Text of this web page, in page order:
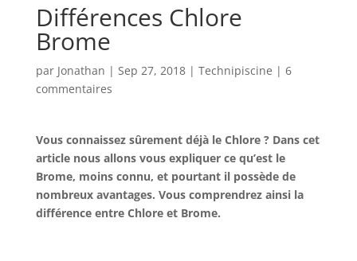
Différences Chlore
Brome
par Jonathan | Sep 27, 2018| Technipiscine | 6
commentaires
Vous connaissez sûrement déjà le Chlore ? Dans cet
article nous allons vous expliquer ce qu’est le
Brome, moins connu, et pourtant il possède de
nombreux avantages. Vous comprendrez ainsi la
différence entre Chlore et Brome.